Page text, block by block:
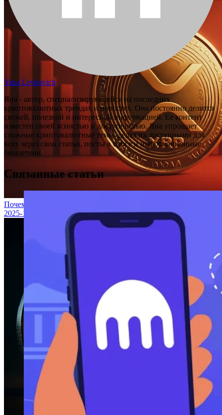
Почему сегодня упала цена XRP?
2025-10-16
Yana Levkovich
Яна - автор, специализирующийся на последних
криптовалютных трендах и новостях. Она постоянно делится
свежей, полезной и интересной информацией. Ее контент
известен своей ясностью и доступностью. Яна упрощает
сложные криптовалютные темы, делая их доступными для
всех через свои статьи, посты в блоге и информационные
бюллетени.
Связанные статьи